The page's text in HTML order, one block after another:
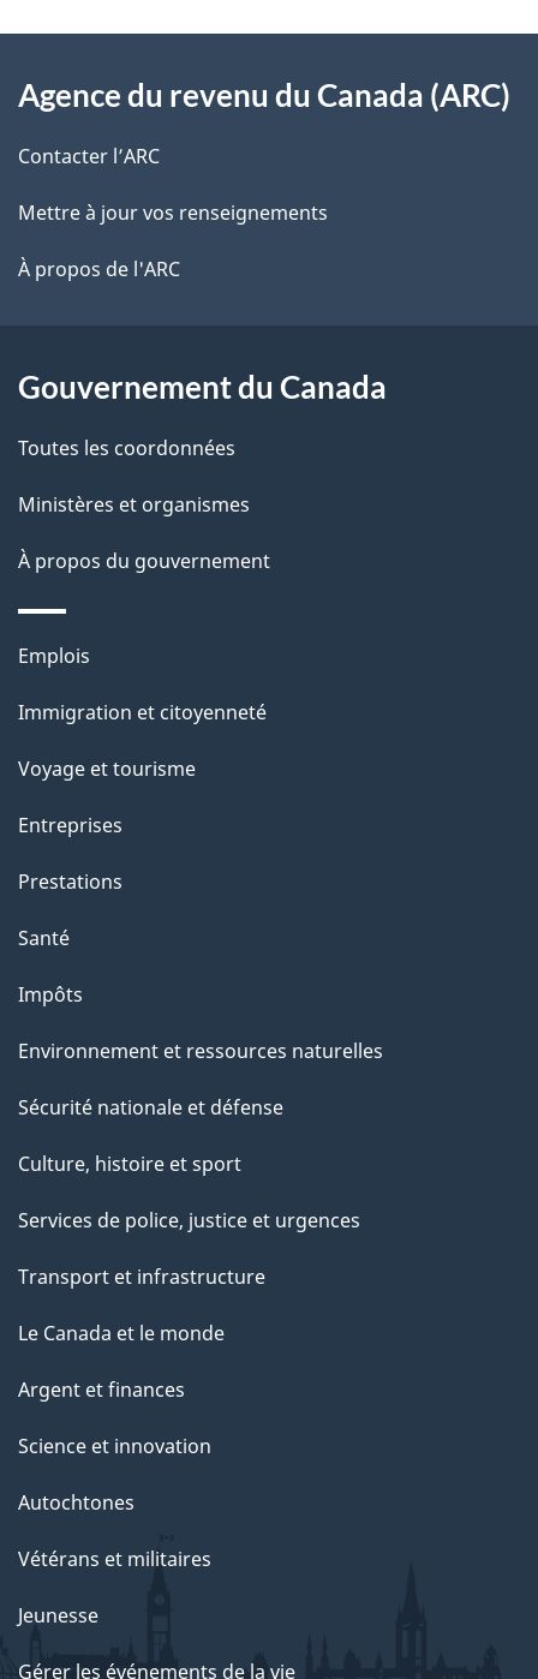
l
s
l
a
a
g
e
o
t
r
e
é
t
a
t
i
n
s
u
r
c
t
t
a
e
propos
de
ce
site
Agence du revenu du Canada (ARC)
Contacter l’ARC
Mettre à jour vos renseignements
À propos de l'ARC
Gouvernement du Canada
Toutes les coordonnées
Ministères et organismes
À propos du gouvernement
Thèmes
sujets
Emplois
Immigration et citoyenneté
Voyage et tourisme
Entreprises
Prestations
Santé
Impôts
Environnement et ressources naturelles
Sécurité nationale et défense
Culture, histoire et sport
Services de police, justice et urgences
Transport et infrastructure
Le Canada et le monde
Argent et finances
Science et innovation
Autochtones
Vétérans et militaires
Jeunesse
Gérer les événements de la vie